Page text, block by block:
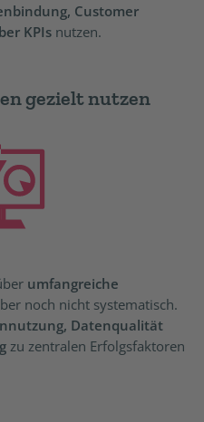
Customer
KPIs nutzen.
gezielt nutzen
umfangreiche
noch nicht systematisch.
Datenqualität
zu zentralen Erfolgsfaktoren